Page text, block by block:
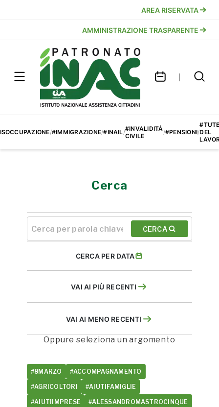
AREA RISERVATA
AMMINISTRAZIONE TRASPARENTE
/#IMMIGRAZIONE/#INAIL/#INVALIDITÀ
CIVILE
/#PENSIONI/DEL
Cerca
CERCA
CERCA PER DATA
VAI AI PIÙ RECENTI
VAI AI MENO RECENTI
Oppure seleziona un argomento
#8MARZO #ACCOMPAGNAMENTO
#AGRICOLTORI #AIUTIFAMIGLIE
#AIUTIIMPRESE #ALESSANDROMASTROCINQUE